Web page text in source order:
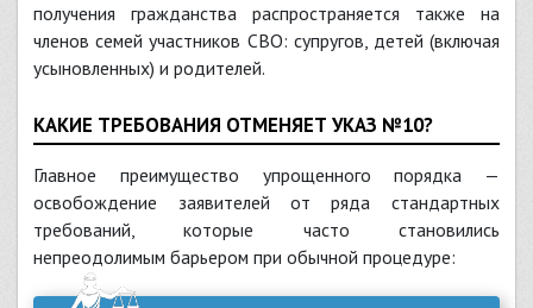
получения гражданства распространяется также на
членов семей участников СВО: супругов, детей (включая
усыновленных) и родителей.
КАКИЕ ТРЕБОВАНИЯ ОТМЕНЯЕТ УКАЗ №10?
Главное преимущество упрощенного порядка —
освобождение заявителей от ряда стандартных
требований, которые часто становились
непреодолимым барьером при обычной процедуре: